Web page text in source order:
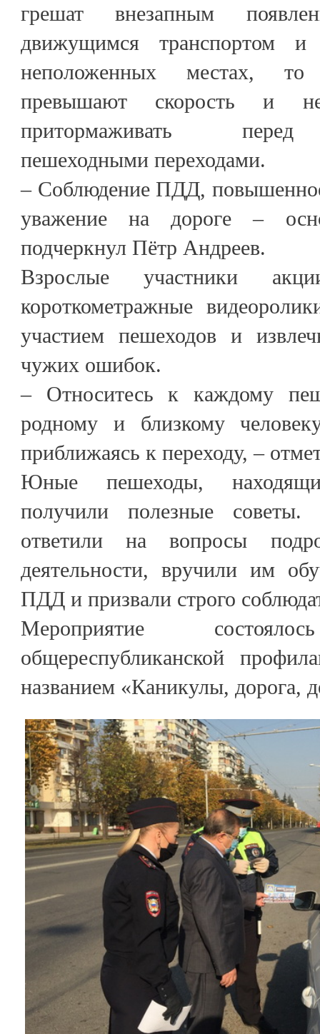
грешат внезапным
движущимся транспортом и
неположенных местах, то
превышают скорость и
притормаживать перед
пешеходными переходами.
– Соблюдение ПДД,
уважение на дороге –
подчеркнул Пётр Андреев.
Взрослые участники
короткометражные
участием пешеходов и
чужих ошибок.
– Относитесь к каждому
родному и близкому
приближаясь к переходу, –
Юные пешеходы,
получили полезные советы.
ответили на вопросы
деятельности, вручили им
ПДД и призвали строго
Мероприятие
общереспубликанской
названием «Каникулы, дорога,